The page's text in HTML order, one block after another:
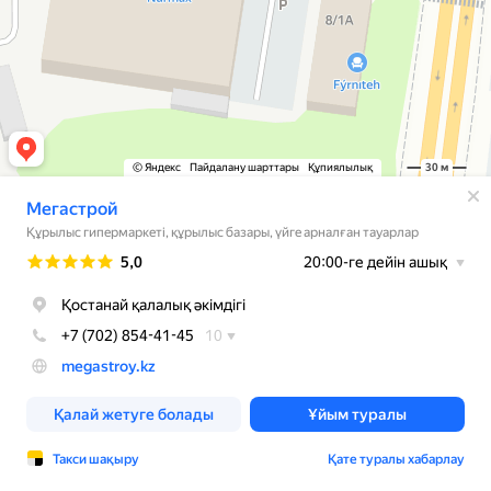
© Яндекс Пайдалану шарттары Құпиялылық 30 м
Мегастрой
Құрылыс гипермаркеті, құрылыс базары, үйге арналған тауарлар
Рейтинг
5,0 20:00-ге дейін ашық
Қостанай қалалық әкімдігі
+7 (702) 854-41-45
10
megastroy.kz
Қалай жетуге болады Ұйым туралы
Такси шақыру Қате туралы хабарлау